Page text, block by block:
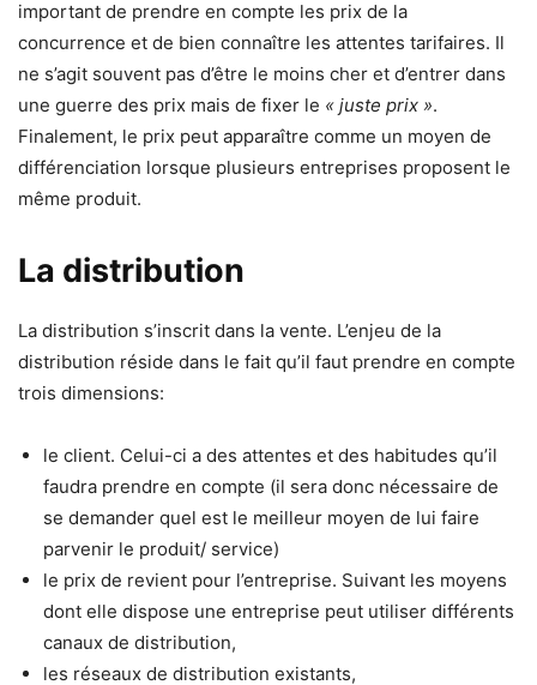
important de prendre en compte les prix de la
concurrence et de bien connaître les attentes tarifaires. Il
ne s’agit souvent pas d’être le moins cher et d’entrer dans
une guerre des prix mais de fixer le « juste prix ».
Finalement, le prix peut apparaître comme un moyen de
différenciation lorsque plusieurs entreprises proposent le
même produit.
La distribution
La distribution s’inscrit dans la vente. L’enjeu de la
distribution réside dans le fait qu’il faut prendre en compte
trois dimensions:
le client. Celui-ci a des attentes et des habitudes qu’il
faudra prendre en compte (il sera donc nécessaire de
se demander quel est le meilleur moyen de lui faire
parvenir le produit/ service)
le prix de revient pour l’entreprise. Suivant les moyens
dont elle dispose une entreprise peut utiliser différents
canaux de distribution,
les réseaux de distribution existants,